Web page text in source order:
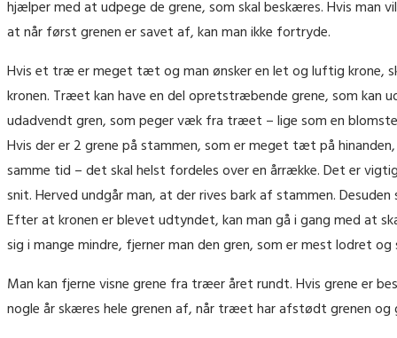
hjælper med at udpege de grene, som skal beskæres. Hvis man
at når først grenen er savet af, kan man ikke fortryde.
Hvis et træ er meget tæt og man ønsker en let og luftig krone,
kronen. Træet kan have en del opretstræbende grene, som kan
udadvendt gren, som peger væk fra træet – lige som en
Hvis der er 2 grene på stammen, som er meget tæt på
samme tid – det skal helst fordeles over en årrække. Det er
snit. Herved undgår man, at der rives bark af stammen.
Efter at kronen er blevet udtyndet, kan man gå i gang med at
sig i mange mindre, fjerner man den gren, som er mest lodret
Man kan fjerne visne grene fra træer året rundt. Hvis grene er
nogle år skæres hele grenen af, når træet har afstødt grenen og